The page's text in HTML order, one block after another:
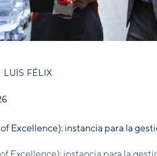
LUIS FÉLIX
Excellence): instancia para la